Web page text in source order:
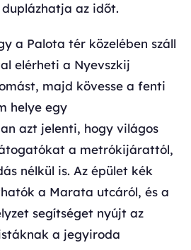
az időt.
a Palota tér közelében száll
elérheti a Nyevszkij
majd kövesse a fenti
helye egy
azt jelenti, hogy világos
a metrókijárattól,
nélkül is. Az épület kék
a Marata utcáról, és a
segítséget nyújt az
a jegyiroda